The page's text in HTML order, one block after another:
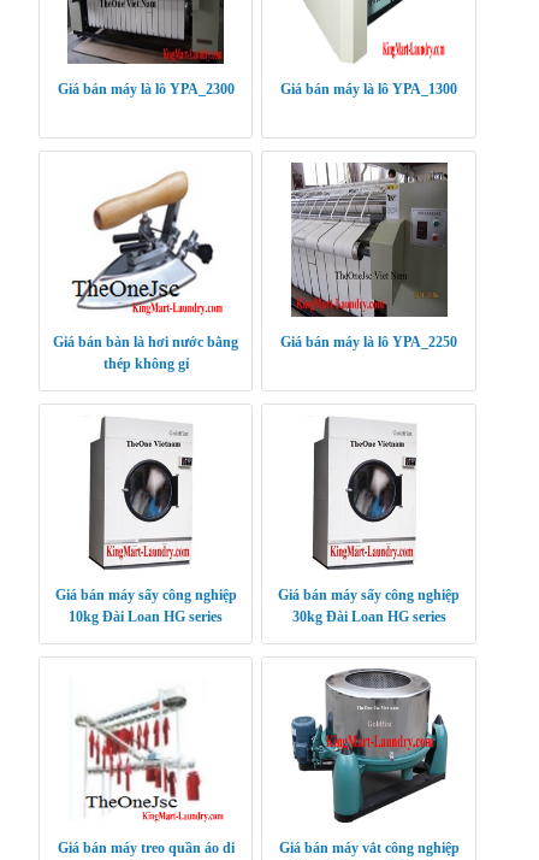
Giá bán máy là lô YPA_2300 Giá bán máy là lô YPA_1300
Giá bán bàn là hơi nước bằng
thép không gỉ
Giá bán máy là lô YPA_2250
Giá bán máy sấy công nghiệp
10kg Đài Loan HG series
Giá bán máy sấy công nghiệp
30kg Đài Loan HG series
Giá bán máy treo quần áo di
Giá bán máy vắt công nghiệp